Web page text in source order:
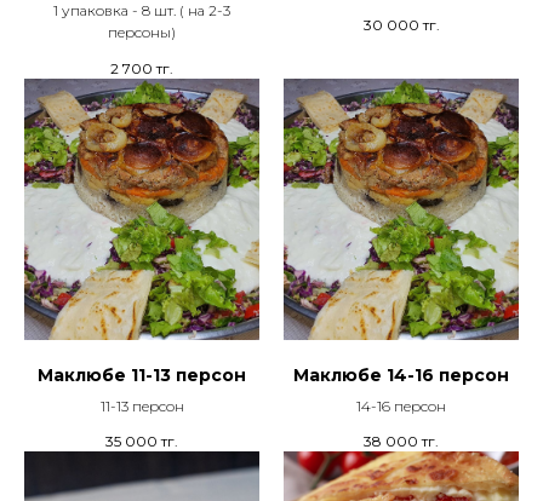
1 упаковка - 8 шт. ( на 2-3
персоны)
2 700 тг.
30 000 тг.
Маклюбе 11-13 персон
11-13 персон
35 000 тг.
Маклюбе 14-16 персон
14-16 персон
38 000 тг.